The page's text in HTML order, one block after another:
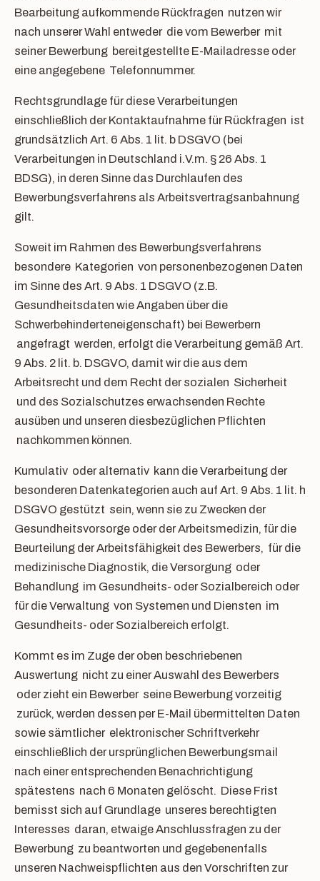
Bearbeitung aufkommende Rückfragen nutzen wir
nach unserer Wahl entweder die vom Bewerber mit
seiner Bewerbung bereitgestellte E-Mailadresse oder
eine angegebene Telefonnummer.
Rechtsgrundlage für diese Verarbeitungen
einschließlich der Kontaktaufnahme für Rückfragen ist
grundsätzlich Art. 6 Abs. 1 lit. b DSGVO (bei
Verarbeitungen in Deutschland i.V.m. § 26 Abs. 1
BDSG), in deren Sinne das Durchlaufen des
Bewerbungsverfahrens als Arbeitsvertragsanbahnung
gilt.
Soweit im Rahmen des Bewerbungsverfahrens
besondere Kategorien von personenbezogenen Daten
im Sinne des Art. 9 Abs. 1 DSGVO (z.B.
Gesundheitsdaten wie Angaben über die
Schwerbehinderteneigenschaft) bei Bewerbern
angefragt werden, erfolgt die Verarbeitung gemäß Art.
9 Abs. 2 lit. b. DSGVO, damit wir die aus dem
Arbeitsrecht und dem Recht der sozialen Sicherheit
und des Sozialschutzes erwachsenden Rechte
ausüben und unseren diesbezüglichen Pflichten
nachkommen können.
Kumulativ oder alternativ kann die Verarbeitung der
besonderen Datenkategorien auch auf Art. 9 Abs. 1 lit. h
DSGVO gestützt sein, wenn sie zu Zwecken der
Gesundheitsvorsorge oder der Arbeitsmedizin, für die
Beurteilung der Arbeitsfähigkeit des Bewerbers, für die
medizinische Diagnostik, die Versorgung oder
Behandlung im Gesundheits- oder Sozialbereich oder
für die Verwaltung von Systemen und Diensten im
Gesundheits- oder Sozialbereich erfolgt.
Kommt es im Zuge der oben beschriebenen
Auswertung nicht zu einer Auswahl des Bewerbers
oder zieht ein Bewerber seine Bewerbung vorzeitig
zurück, werden dessen per E-Mail übermittelten Daten
sowie sämtlicher elektronischer Schriftverkehr
einschließlich der ursprünglichen Bewerbungsmail
nach einer entsprechenden Benachrichtigung
spätestens nach 6 Monaten gelöscht. Diese Frist
bemisst sich auf Grundlage unseres berechtigten
Interesses daran, etwaige Anschlussfragen zu der
Bewerbung zu beantworten und gegebenenfalls
unseren Nachweispflichten aus den Vorschriften zur